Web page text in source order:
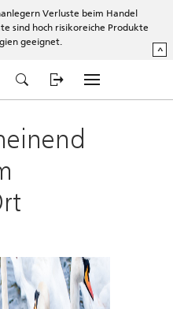
Verluste beim Handel
sind hoch risikoreiche Produkte
geeignet.
^